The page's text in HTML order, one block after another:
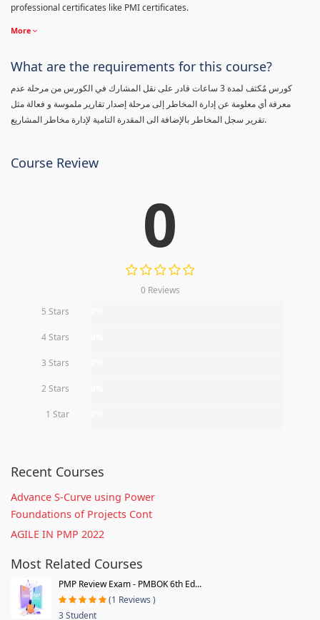
professional certificates like PMI certificates.
More
What are the requirements for this course?
كورس مٌكثف لمدة 3 ساعات قادر على نقل المشارك في الكورس من مرحلة عدم
معرفة أي معلومة عن إدارة المخاطر إلى مرحلة إصدار تقارير ملموسة و فعالة مثل
تقرير سجل المخاطر بالإضافة الى المقدرة التامية لإدارة مخاطر المشاريع.
Course Review
0
0 Reviews
5 Stars
4 Stars
3 Stars
2 Stars
1 Star
Recent Courses
Advance S-Curve using Power
Foundations of Projects Cont
AGILE IN PMP 2022
Most Related Courses
PMP Review Exam - PMBOK 6th Ed...
(1 Reviews )
3 Student